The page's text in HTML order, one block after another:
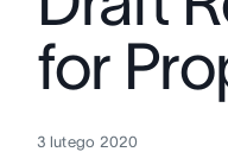
for
3 lutego 2020